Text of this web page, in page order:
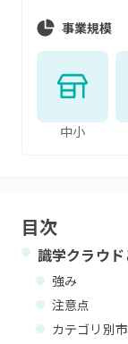
事業規模
中小
目次
識学クラウド
強み
注意点
カテゴリ別